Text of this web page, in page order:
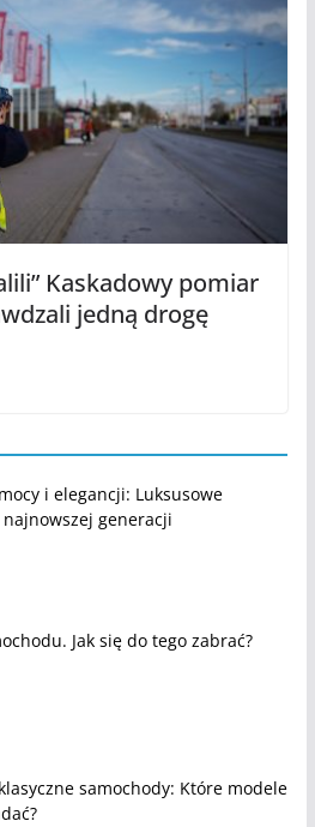
Kaskadowy pomiar
jedną drogę
i elegancji: Luksusowe
generacji
Jak się do tego zabrać?
samochody: Które modele